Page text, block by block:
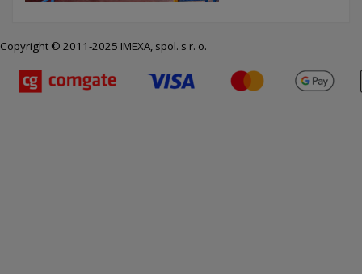
Copyright © 2011-2025 IMEXA, spol. s r. o.